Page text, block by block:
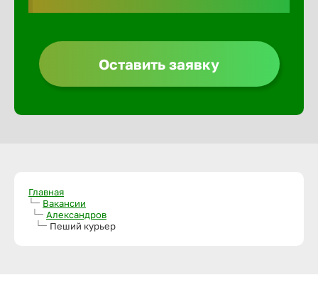
Анадырь
Оставить заявку
Главная
Вакансии
Александров
Пеший курьер